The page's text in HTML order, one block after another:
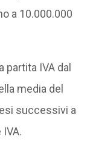
a 10.000.000
partita IVA dal
media del
successivi a